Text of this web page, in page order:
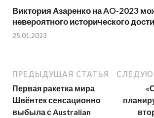
Виктория Азаренко на AO-2023
невероятного исторического
25.01.2023
ПРЕДЫДУЩАЯ СТАТЬЯ
Первая ракетка мира
Швёнтек сенсационно
выбыла с Australian